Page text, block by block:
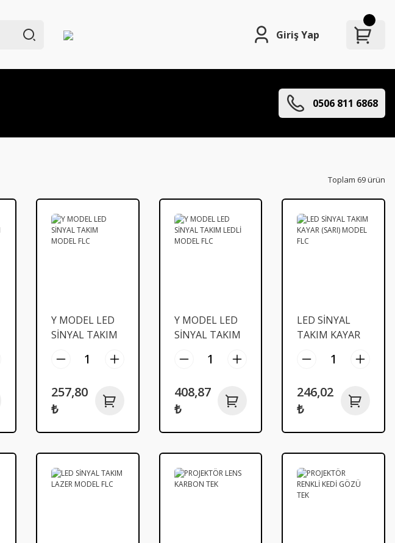
Giriş Yap
0506 811 6868
Toplam 69 ürün
Y MODEL LED
SİNYAL TAKIM
257,80
₺
Y MODEL LED
SİNYAL TAKIM
FLC
408,87
₺
LED SİNYAL
TAKIM KAYAR
FLC
246,02
₺